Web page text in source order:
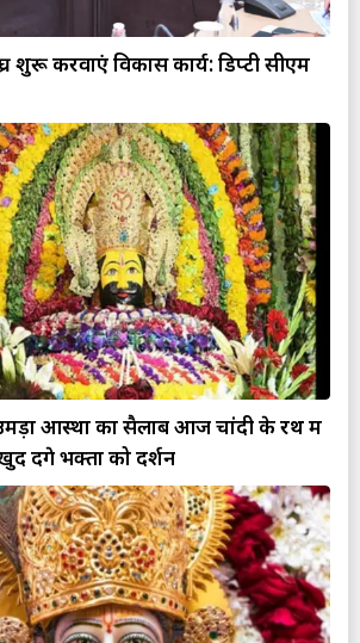
शुरू करवाएं विकास कार्य: डिप्टी सीएम
आस्था का सैलाब आज चांदी के रथ में
देंगे भक्तों को दर्शन